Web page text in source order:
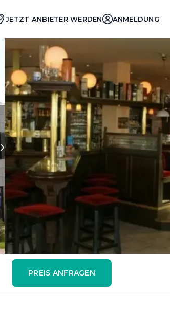
JETZT ANBIETER WERDEN ANMELDUNG
›
PREIS ANFRAGEN